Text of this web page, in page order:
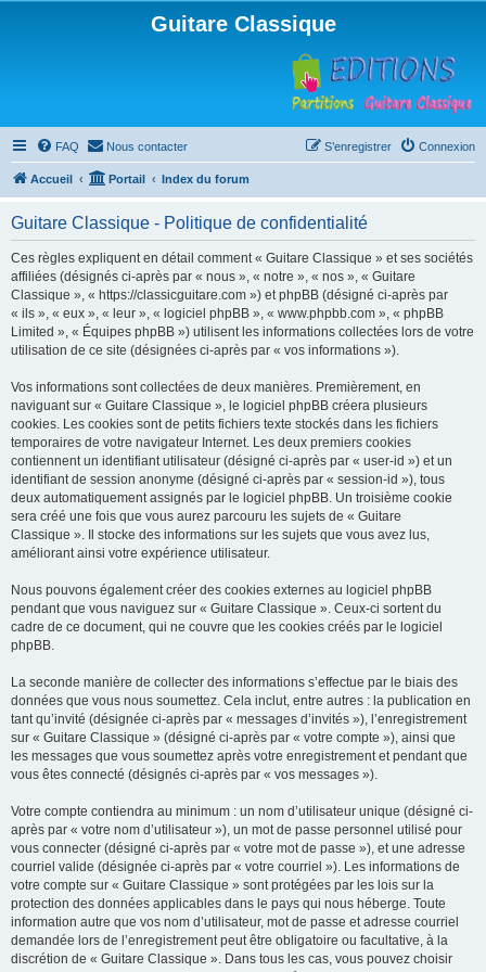
Guitare Classique
FAQ Nous contacter Connexion
S’enregistrer
Accueil Portail Index du forum
Guitare Classique - Politique de confidentialité
Ces règles expliquent en détail comment « Guitare Classique » et ses sociétés
affiliées (désignés ci-après par « nous », « notre », « nos », « Guitare
Classique », « https://classicguitare.com ») et phpBB (désigné ci-après par
« ils », « eux », « leur », « logiciel phpBB », « www.phpbb.com », « phpBB
Limited », « Équipes phpBB ») utilisent les informations collectées lors de votre
utilisation de ce site (désignées ci-après par « vos informations »).
Vos informations sont collectées de deux manières. Premièrement, en
naviguant sur « Guitare Classique », le logiciel phpBB créera plusieurs
cookies. Les cookies sont de petits fichiers texte stockés dans les fichiers
temporaires de votre navigateur Internet. Les deux premiers cookies
contiennent un identifiant utilisateur (désigné ci-après par « user-id ») et un
identifiant de session anonyme (désigné ci-après par « session-id »), tous
deux automatiquement assignés par le logiciel phpBB. Un troisième cookie
sera créé une fois que vous aurez parcouru les sujets de « Guitare
Classique ». Il stocke des informations sur les sujets que vous avez lus,
améliorant ainsi votre expérience utilisateur.
Nous pouvons également créer des cookies externes au logiciel phpBB
pendant que vous naviguez sur « Guitare Classique ». Ceux-ci sortent du
cadre de ce document, qui ne couvre que les cookies créés par le logiciel
phpBB.
La seconde manière de collecter des informations s’effectue par le biais des
données que vous nous soumettez. Cela inclut, entre autres : la publication en
tant qu’invité (désignée ci-après par « messages d’invités »), l’enregistrement
sur « Guitare Classique » (désigné ci-après par « votre compte »), ainsi que
les messages que vous soumettez après votre enregistrement et pendant que
vous êtes connecté (désignés ci-après par « vos messages »).
Votre compte contiendra au minimum : un nom d’utilisateur unique (désigné ci-
après par « votre nom d’utilisateur »), un mot de passe personnel utilisé pour
vous connecter (désigné ci-après par « votre mot de passe »), et une adresse
courriel valide (désignée ci-après par « votre courriel »). Les informations de
votre compte sur « Guitare Classique » sont protégées par les lois sur la
protection des données applicables dans le pays qui nous héberge. Toute
information autre que vos nom d’utilisateur, mot de passe et adresse courriel
demandée lors de l’enregistrement peut être obligatoire ou facultative, à la
discrétion de « Guitare Classique ». Dans tous les cas, vous pouvez choisir